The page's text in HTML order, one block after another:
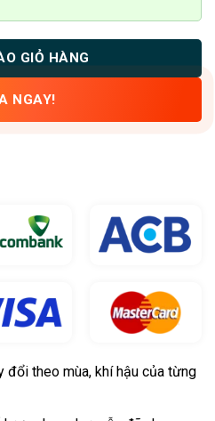
GIỎ HÀNG
NGAY!
đổi theo mùa, khí hậu của từng